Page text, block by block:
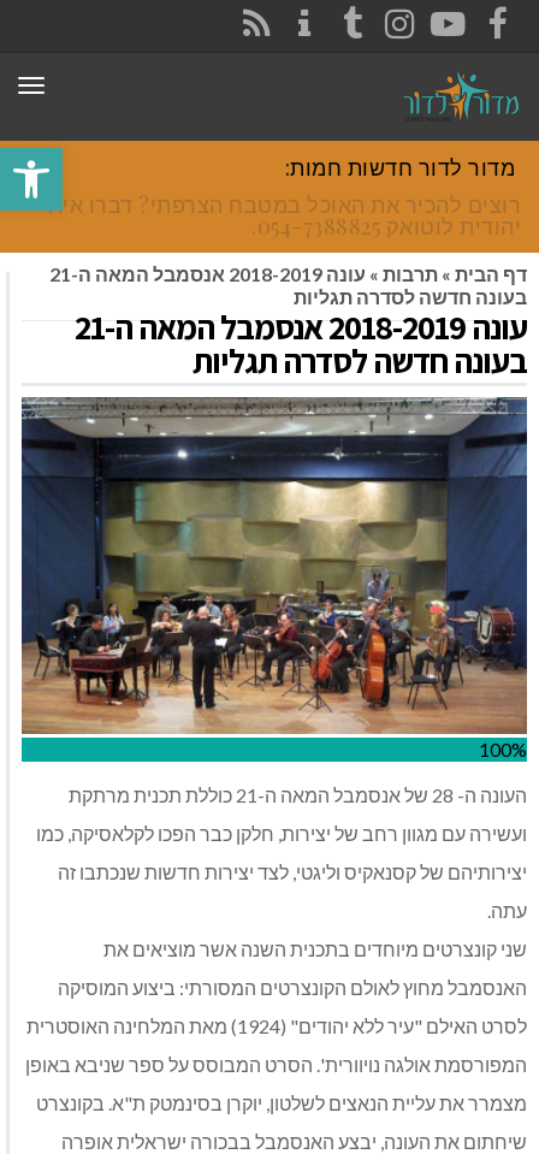
פתח
FACEBOOK
YOUTUBE
INSTAGRAM
TUMBLR
מדור לדור חדשות חמות:
רוצים להכיר את האוכל במטבח הצרפתי? דברו איתי
יהודית לוטואק 054-7388825.
דף הבית » תרבות »
עונה 2018-2019 אנסמבל המאה ה-21
בעונה חדשה לסדרה תגליות
עונה 2018-2019 אנסמבל המאה ה-21
בעונה חדשה לסדרה תגליות
100%
העונה ה- 28 של אנסמבל המאה ה-21 כוללת תכנית מרתקת
ועשירה עם מגוון רחב של יצירות, חלקן כבר הפכו לקלאסיקה, כמו
יצירותיהם של קסנאקיס וליגטי, לצד יצירות חדשות שנכתבו זה
עתה.
שני קונצרטים מיוחדים בתכנית השנה אשר מוציאים את
האנסמבל מחוץ לאולם הקונצרטים המסורתי: ביצוע המוסיקה
לסרט האילם "עיר ללא יהודים" (1924) מאת המלחינה האוסטרית
המפורסמת אולגה נויוורית'. הסרט המבוסס על ספר שניבא באופן
מצמרר את עליית הנאצים לשלטון, יוקרן בסינמטק ת"א. בקונצרט
שיחתום את העונה, יבצע האנסמבל בבכורה ישראלית אופרה